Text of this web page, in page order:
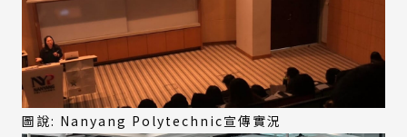
圖說: Nanyang Polytechnic宣傳實況